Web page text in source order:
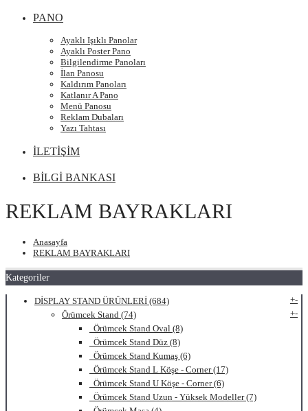
PANO
Ayaklı Işıklı Panolar
Ayaklı Poster Pano
Bilgilendirme Panoları
İlan Panosu
Kaldırım Panoları
Katlanır A Pano
Menü Panosu
Reklam Dubaları
Yazı Tahtası
İLETİŞİM
BİLGİ BANKASI
REKLAM BAYRAKLARI
Anasayfa
REKLAM BAYRAKLARI
Kategoriler
DİSPLAY STAND ÜRÜNLERİ (684) +-
Örümcek Stand (74)
+-
Örümcek Stand Oval (8)
Örümcek Stand Düz (8)
Örümcek Stand Kumaş (6)
Örümcek Stand L Köşe - Corner (17)
Örümcek Stand U Köşe - Corner (6)
Örümcek Stand Uzun - Yüksek Modeller (7)